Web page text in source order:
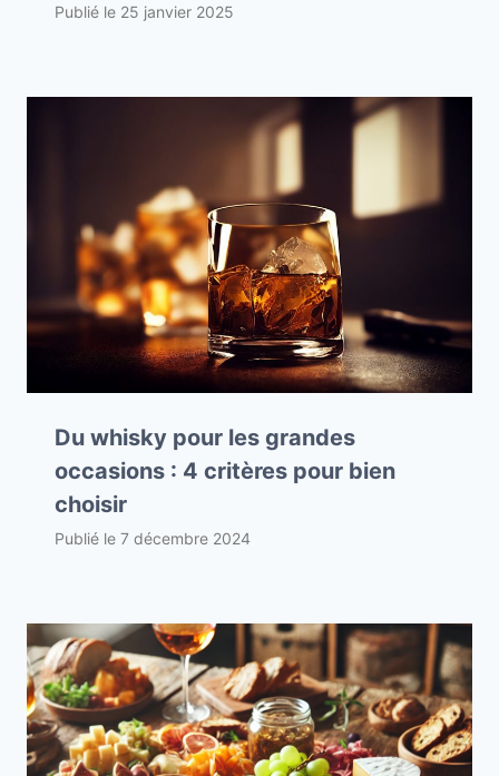
Publié le 25 janvier 2025
Du whisky pour les grandes
occasions : 4 critères pour bien
choisir
Publié le 7 décembre 2024